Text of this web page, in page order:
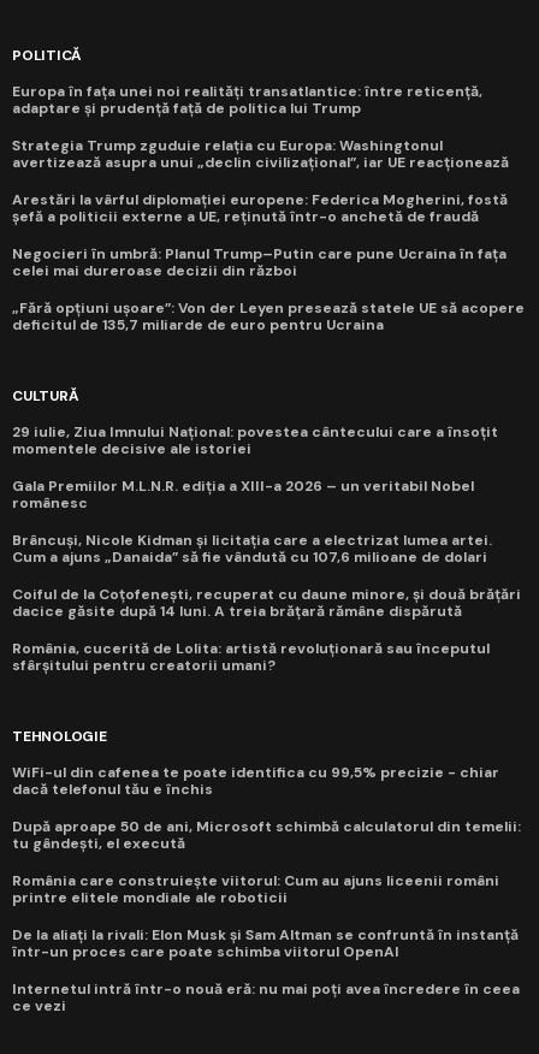
POLITICĂ
Europa în fața unei noi realități transatlantice: între reticență,
adaptare și prudență față de politica lui Trump
Strategia Trump zguduie relația cu Europa: Washingtonul
avertizează asupra unui „declin civilizațional”, iar UE reacționează
Arestări la vârful diplomației europene: Federica Mogherini, fostă
șefă a politicii externe a UE, reținută într-o anchetă de fraudă
Negocieri în umbră: Planul Trump–Putin care pune Ucraina în fața
celei mai dureroase decizii din război
„Fără opțiuni ușoare”: Von der Leyen presează statele UE să acopere
deficitul de 135,7 miliarde de euro pentru Ucraina
CULTURĂ
29 iulie, Ziua Imnului Național: povestea cântecului care a însoțit
momentele decisive ale istoriei
Gala Premiilor M.L.N.R. ediția a XIII-a 2026 – un veritabil Nobel
românesc
Brâncuși, Nicole Kidman și licitația care a electrizat lumea artei.
Cum a ajuns „Danaida” să fie vândută cu 107,6 milioane de dolari
Coiful de la Coțofenești, recuperat cu daune minore, și două brățări
dacice găsite după 14 luni. A treia brățară rămâne dispărută
România, cucerită de Lolita: artistă revoluționară sau începutul
sfârșitului pentru creatorii umani?
TEHNOLOGIE
WiFi-ul din cafenea te poate identifica cu 99,5% precizie - chiar
dacă telefonul tău e închis
După aproape 50 de ani, Microsoft schimbă calculatorul din temelii:
tu gândești, el execută
România care construiește viitorul: Cum au ajuns liceenii români
printre elitele mondiale ale roboticii
De la aliați la rivali: Elon Musk și Sam Altman se confruntă în instanță
într-un proces care poate schimba viitorul OpenAI
Internetul intră într-o nouă eră: nu mai poți avea încredere în ceea
ce vezi